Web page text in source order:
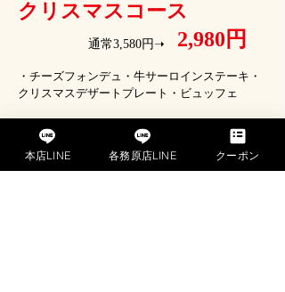
クリスマスコース
通常3,580円➝ 2,980円
・チーズフォンデュ・牛サーロインステーキ・
クリスマスデザートプレート・ビュッフェ
【提示条件】ご 【利用条件】
他券・サービス
併用不可/1組全員使用可/現金支払いのみ有効【有効
期限】2022年12月31日まで
本店LINE 各務原店LINE クーポン